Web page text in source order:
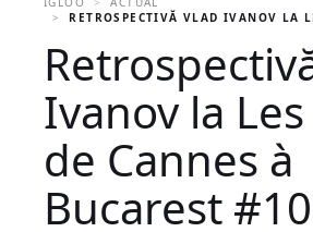
RETROSPECTIVĂ VLAD IVANOV LA
Ivanov la
de Cannes à
Bucarest #10